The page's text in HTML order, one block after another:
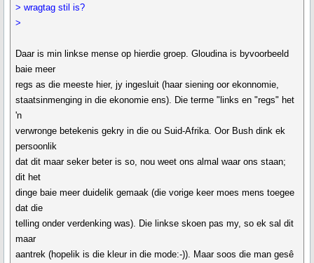
> wragtag stil is?
>
Daar is min linkse mense op hierdie groep. Gloudina is byvoorbeeld
baie meer
regs as die meeste hier, jy ingesluit (haar siening oor ekonnomie,
staatsinmenging in die ekonomie ens). Die terme "links en "regs" het
'n
verwronge betekenis gekry in die ou Suid-Afrika. Oor Bush dink ek
persoonlik
dat dit maar seker beter is so, nou weet ons almal waar ons staan;
dit het
dinge baie meer duidelik gemaak (die vorige keer moes mens toegee
dat die
telling onder verdenking was). Die linkse skoen pas my, so ek sal dit
maar
aantrek (hopelik is die kleur in die mode:-)). Maar soos die man gesê